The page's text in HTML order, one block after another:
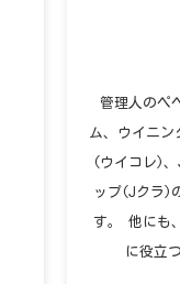
管理人のペ
ム、ウイニン
(ウイコレ)、
ップ(Jクラ)
す。 他にも
に役立